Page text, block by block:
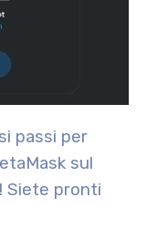
passi per
sul
Siete pronti